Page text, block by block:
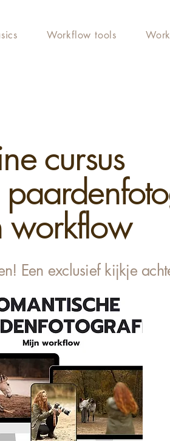
Workflow tools
cursus
workflow
Een exclusief kijkje